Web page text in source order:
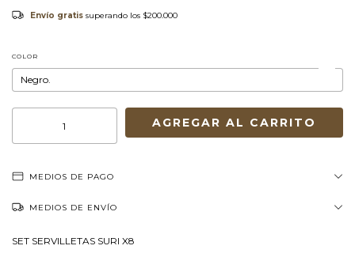
Envío gratis superando los $200.000
COLOR
MEDIOS DE PAGO
MEDIOS DE ENVÍO
SET SERVILLETAS SURI X8